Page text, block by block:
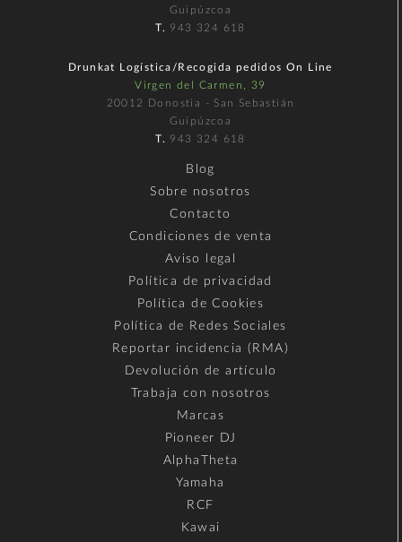
Guipúzcoa
T. 943 324 618
Drunkat Logística/Recogida pedidos On Line
Virgen del Carmen, 39
20012 Donostia - San Sebastián
Guipúzcoa
T. 943 324 618
Blog
Sobre nosotros
Contacto
Condiciones de venta
Aviso legal
Política de privacidad
Política de Cookies
Política de Redes Sociales
Reportar incidencia (RMA)
Devolución de artículo
Trabaja con nosotros
Marcas
Pioneer DJ
AlphaTheta
Yamaha
RCF
Kawai